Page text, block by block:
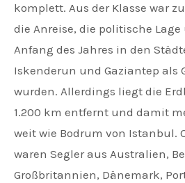
komplett. Aus der Klasse war
die Anreise, die politische Lage
Anfang des Jahres in den
Iskenderun und Gaziantep als
wurden. Allerdings liegt die
1.200 km entfernt und damit
weit wie Bodrum von Istanbul.
waren Segler aus Australien,
Großbritannien, Dänemark,